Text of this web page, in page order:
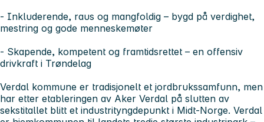
- Inkluderende, raus og mangfoldig – bygd på verdighet,
mestring og gode menneskemøter
- Skapende, kompetent og framtidsrettet – en offensiv
drivkraft i Trøndelag
Verdal kommune er tradisjonelt et jordbrukssamfunn, men
har etter etableringen av Aker Verdal på slutten av
sekstitallet blitt et industrityngdepunkt i Midt-Norge. Verdal